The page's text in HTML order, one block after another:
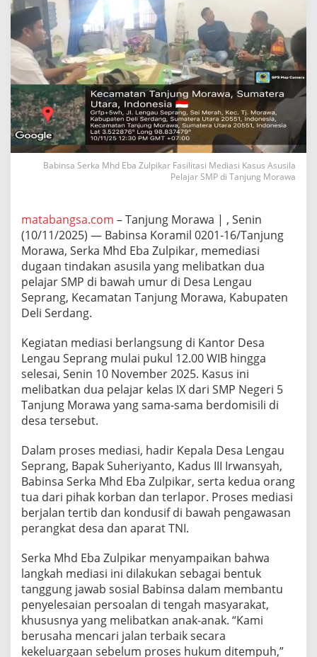
Z
u
l
p
i
k
a
r
F
a
s
i
a
s
i
M
e
d
i
K
a
s
u
s
A
s
i
l
a
P
e
a
r
S
M
d
i
T
Babinsa Serka Mhd Eba Zulpikar Fasilitasi Mediasi Kasus Asusila
Pelajar SMP di Tanjung Morawa
matabangsa.com – Tanjung Morawa | , Senin
(10/11/2025) — Babinsa Koramil 0201-16/Tanjung
Morawa, Serka Mhd Eba Zulpikar, memediasi
dugaan tindakan asusila yang melibatkan dua
pelajar SMP di bawah umur di Desa Lengau
Seprang, Kecamatan Tanjung Morawa, Kabupaten
Deli Serdang.
Kegiatan mediasi berlangsung di Kantor Desa
Lengau Seprang mulai pukul 12.00 WIB hingga
selesai, Senin 10 November 2025. Kasus ini
melibatkan dua pelajar kelas IX dari SMP Negeri 5
Tanjung Morawa yang sama-sama berdomisili di
desa tersebut.
Dalam proses mediasi, hadir Kepala Desa Lengau
Seprang, Bapak Suheriyanto, Kadus III Irwansyah,
Babinsa Serka Mhd Eba Zulpikar, serta kedua orang
tua dari pihak korban dan terlapor. Proses mediasi
berjalan tertib dan kondusif di bawah pengawasan
perangkat desa dan aparat TNI.
Serka Mhd Eba Zulpikar menyampaikan bahwa
langkah mediasi ini dilakukan sebagai bentuk
tanggung jawab sosial Babinsa dalam membantu
penyelesaian persoalan di tengah masyarakat,
khususnya yang melibatkan anak-anak. “Kami
berusaha mencari jalan terbaik secara
kekeluargaan sebelum proses hukum ditempuh,”